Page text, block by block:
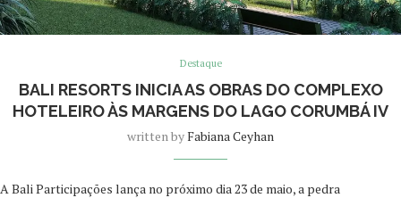
Destaque
BALI RESORTS INICIA AS OBRAS DO COMPLEXO
HOTELEIRO ÀS MARGENS DO LAGO CORUMBÁ IV
written byFabiana Ceyhan
A Bali Participações lança no próximo dia 23 de maio, a pedra